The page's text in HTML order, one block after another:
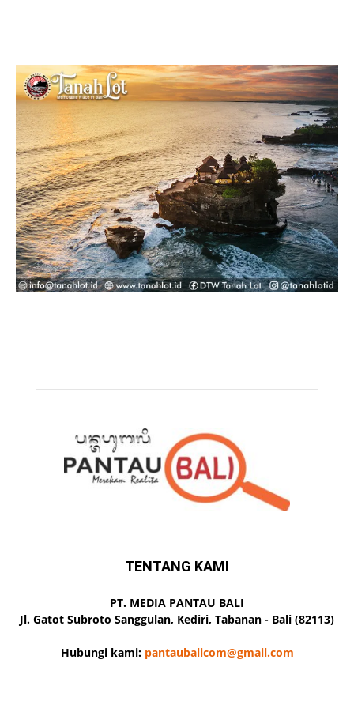
TENTANG KAMI
PT. MEDIA PANTAU BALI
Jl. Gatot Subroto Sanggulan, Kediri, Tabanan - Bali (82113)
Hubungi kami: pantaubalicom@gmail.com